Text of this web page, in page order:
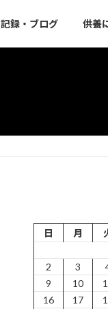
記録・ブログ 供養
日 月
2
3
9
10
16
17